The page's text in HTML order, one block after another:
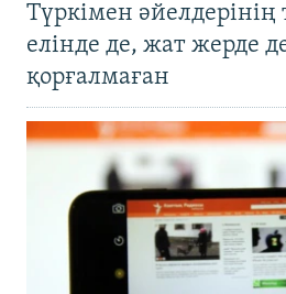
Түркімен әйелдерінің
елінде де, жат жерде
қорғалмаған